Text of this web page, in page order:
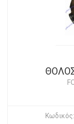
Κωδικός: